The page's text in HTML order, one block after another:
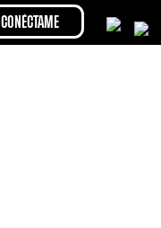
CONÉCTAME